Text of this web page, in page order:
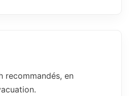
recommandés, en